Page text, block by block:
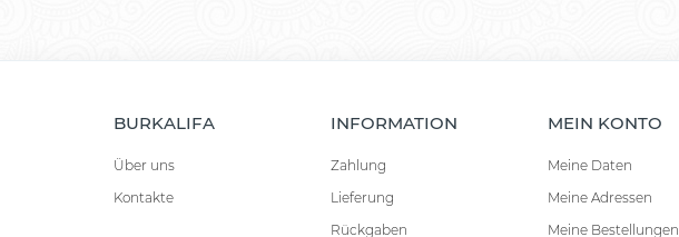
BURKALIFA
Über uns
Kontakte
INFORMATION
Zahlung
Lieferung
Rückgaben
MEIN KONTO
Meine Daten
Meine Adressen
Meine Bestellungen